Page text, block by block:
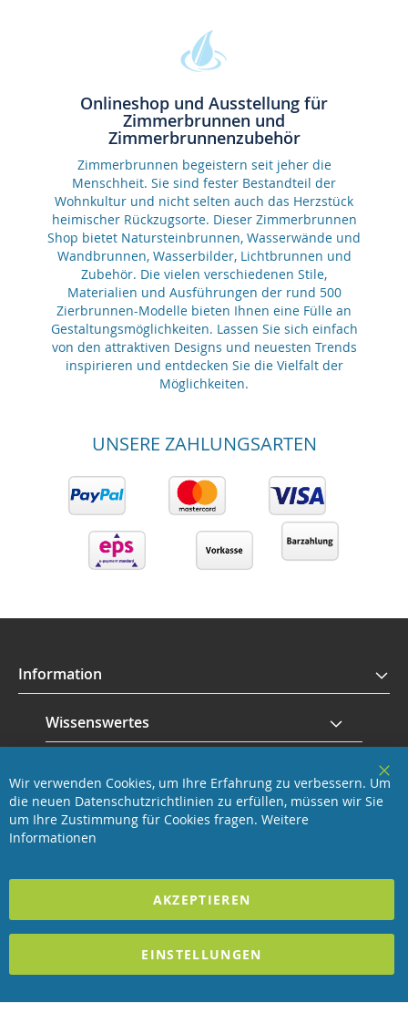
Onlineshop und Ausstellung für
Zimmerbrunnen und
Zimmerbrunnenzubehör
Zimmerbrunnen begeistern seit jeher die
Menschheit. Sie sind fester Bestandteil der
Wohnkultur und nicht selten auch das Herzstück
heimischer Rückzugsorte. Dieser Zimmerbrunnen
Shop bietet Natursteinbrunnen, Wasserwände und
Wandbrunnen, Wasserbilder, Lichtbrunnen und
Zubehör. Die vielen verschiedenen Stile,
Materialien und Ausführungen der rund 500
Zierbrunnen-Modelle bieten Ihnen eine Fülle an
Gestaltungsmöglichkeiten. Lassen Sie sich einfach
von den attraktiven Designs und neuesten Trends
inspirieren und entdecken Sie die Vielfalt der
Möglichkeiten.
UNSERE ZAHLUNGSARTEN
Information
Wissenswertes
Revisage GmbH
Wir verwenden Cookies, um Ihre Erfahrung zu verbessern. Um
die neuen Datenschutzrichtlinien zu erfüllen, müssen wir Sie
um Ihre Zustimmung für Cookies fragen. Weitere
Informationen
AKZEPTIEREN
EINSTELLUNGEN